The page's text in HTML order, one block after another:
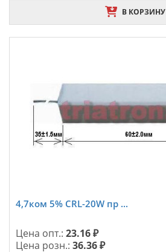
В КОРЗИНУ
4,7ком 5% CRL-20W пр ...
Цена опт.: 23.16 ₽
Цена розн.: 36.36 ₽